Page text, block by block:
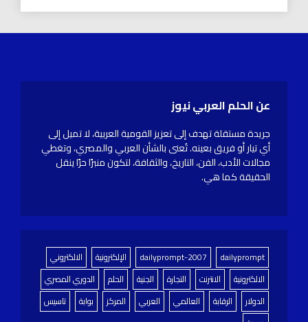
عن الحلم العربي نيوز
جريدة مستقلة تهدف إلى تعزيز القومية العربية، لا تميل إلى
أي تيار أو فريق بعينه. تُعنى بالشأن العربي والمصري، وتغطي
مجالات الأدب، الفن، التاريخ، والثقافة، لتكون منبرًا حرًا ينقل
الحقيقة كما هي.
dailyprompt
dailyprompt-2007 الإلكترونية
الالكتروني
الالكترونية
الانترنت التجارة الجنية الحلم
الدوري المصري
الدولار
الرقابة العالمي العربي المركز بوابة
تاسيس